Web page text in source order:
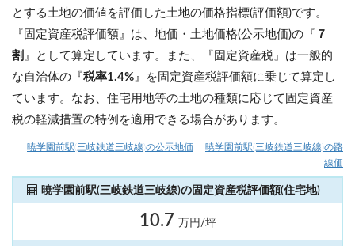
とする土地の価値を評価した土地の価格指標(評価額)です。
『固定資産税評価額』は、地価・土地価格(公示地価)の『 ７
割 』として算定しています。また、『固定資産税』は一般的
な自治体の『税率1.4% 』を固定資産税評価額に乗じて算定し
ています。なお、住宅用地等の土地の種類に応じて固定資産
税の軽減措置の特例を適用できる場合があります。
暁学園前駅(三岐鉄道三岐線)の公示地価
暁学園前駅(三岐鉄道三岐線)の路
線価
暁学園前駅(三岐鉄道三岐線)の固定資産税評価額(住宅地)
10.7 万円/坪